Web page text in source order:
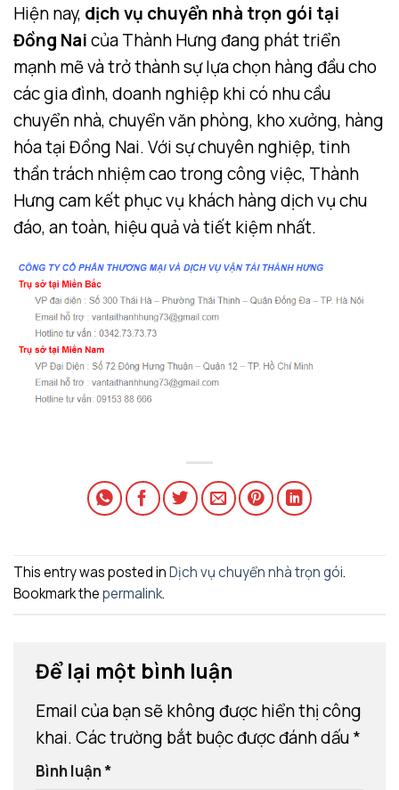
Hiện nay, dịch vụ chuyển nhà trọn gói tại
Đồng NaicủaThành Hưng đang phát triển
mạnh mẽ và trở thành sự lựa chọn hàng đầu cho
các gia đình, doanh nghiệp khi có nhu cầu
chuyển nhà, chuyển văn phòng, kho xưởng, hàng
hóa tại Đồng Nai. Với sự chuyên nghiệp, tinh
thần trách nhiệm cao trong công việc, Thành
Hưng cam kết phục vụ khách hàng dịch vụ chu
đáo, an toàn, hiệu quả và tiết kiệm nhất.
This entry was posted inDịch vụ chuyển nhà trọn gói.
Bookmark thepermalink.
Để lại một bình luận
Email của bạn sẽ không được hiển thị công
khai.Các trường bắt buộc được đánh dấu*
Bình luận*